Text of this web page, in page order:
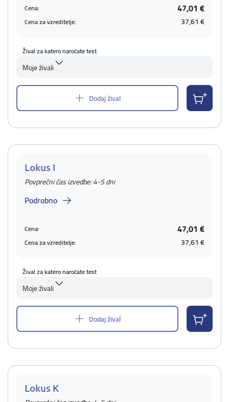
Cena: 47,01 €
Cena za vzreditelje: 37,61 €
Žival za katero naročate test
Moje živali
Dodaj žival
Lokus I
Povprečni čas izvedbe: 4-5 dni
Podrobno
Cena: 47,01 €
Cena za vzreditelje: 37,61 €
Žival za katero naročate test
Moje živali
Dodaj žival
Lokus K